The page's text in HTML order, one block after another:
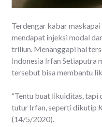
Terdengar kabar maskapai
mendapat injeksi modal
triliun. Menanggapi hal
Indonesia Irfan Setiaputra
tersebut bisa membantu
“Tentu buat likuiditas, tapi
tutur Irfan, seperti dikutip
(14/5/2020).